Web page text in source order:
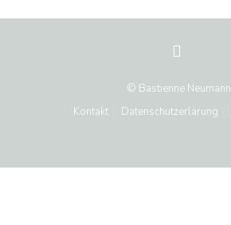
© Bastienne Neumann
Kontakt
Datenschutzerlärung